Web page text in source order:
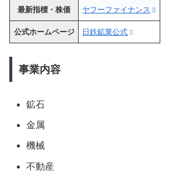
最新指標・株価 ヤフーファイナンス
公式ホームページ 日鉄鉱業公式
事業内容
鉱石
金属
機械
不動産